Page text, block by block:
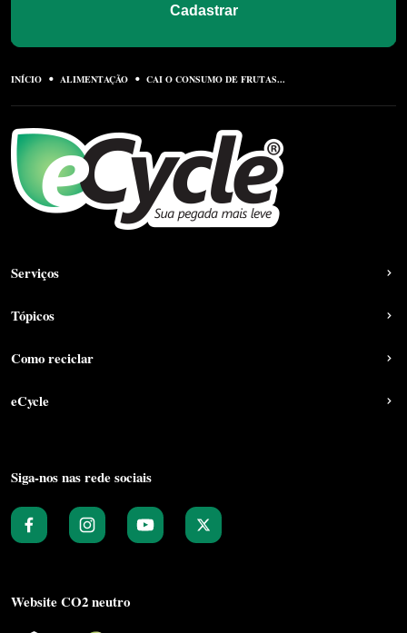
Cadastrar
INÍCIO ALIMENTAÇÃO CAI O CONSUMO DE FRUTAS...
Serviços
Tópicos
Como reciclar
eCycle
Siga-nos nas rede sociais
Website CO2 neutro